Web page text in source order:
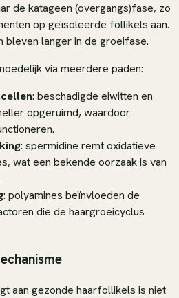
de katageen (overgangs)fase, zo
op geïsoleerde follikels aan.
bleven langer in de groeifase.
via meerdere paden:
: beschadigde eiwitten en
opgeruimd, waardoor
: spermidine remt oxidatieve
wat een bekende oorzaak is van
: polyamines beïnvloeden de
die de haargroeicyclus
aan gezonde haarfollikels is niet